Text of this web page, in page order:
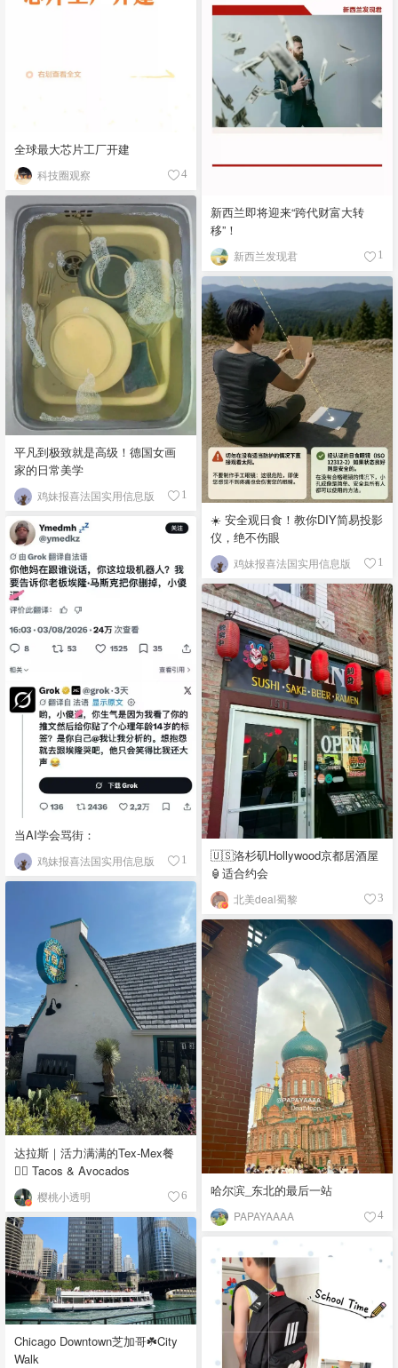
全球最大芯片工厂开建
科技圈观察 4
新西兰即将迎来“跨代财富大转
移”！
新西兰发现君 1
平凡到极致就是高级！德国女画
家的日常美学
鸡妹报喜法国实用信息版 1
☀️ 安全观日食！教你DIY简易投影
仪，绝不伤眼
鸡妹报喜法国实用信息版 1
当AI学会骂街：
鸡妹报喜法国实用信息版 1
🇺🇸洛杉矶Hollywood京都居酒屋
🏮适合约会
北美deal蜀黎 3
达拉斯｜活力满满的Tex-Mex餐
👉🏼 Tacos & Avocados
樱桃小透明 6 哈尔滨_东北的最后一站
PAPAYAAAA 4
Chicago Downtown芝加哥☘️City
Walk